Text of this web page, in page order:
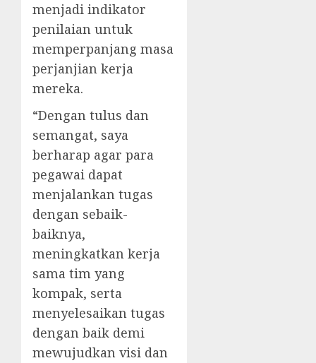
menjadi indikator
penilaian untuk
memperpanjang masa
perjanjian kerja
mereka.
“Dengan tulus dan
semangat, saya
berharap agar para
pegawai dapat
menjalankan tugas
dengan sebaik-
baiknya,
meningkatkan kerja
sama tim yang
kompak, serta
menyelesaikan tugas
dengan baik demi
mewujudkan visi dan